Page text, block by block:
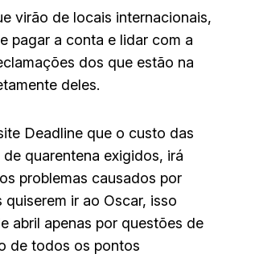
virão de locais internacionais,
pagar a conta e lidar com a
dos que estão na
deles.
Deadline que o custo das
quarentena exigidos, irá
problemas causados ​​por
ir ao Oscar, isso
abril apenas por questões de
de todos os pontos